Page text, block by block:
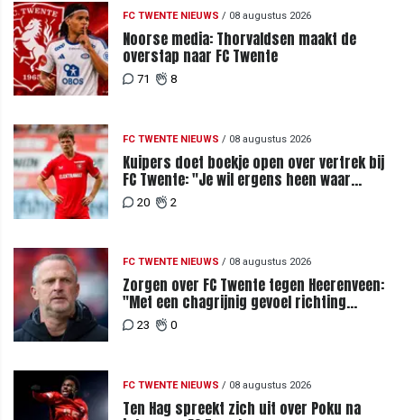
FC TWENTE NIEUWS / 08 augustus 2026
Noorse media: Thorvaldsen maakt de
overstap naar FC Twente
71 8
FC TWENTE NIEUWS / 08 augustus 2026
Kuipers doet boekje open over vertrek bij
FC Twente: "Je wil ergens heen waar
mensen je waarderen"
20 2
FC TWENTE NIEUWS / 08 augustus 2026
Zorgen over FC Twente tegen Heerenveen:
"Met een chagrijnig gevoel richting
Slowakije"
23 0
FC TWENTE NIEUWS / 08 augustus 2026
Ten Hag spreekt zich uit over Poku na